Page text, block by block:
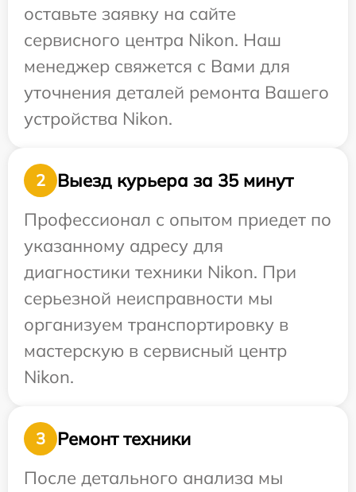
оставьте заявку на сайте
сервисного центра Nikon. Наш
менеджер свяжется с Вами для
уточнения деталей ремонта Вашего
устройства Nikon.
2
Выезд курьера за 35 минут
Профессионал с опытом приедет по
указанному адресу для
диагностики техники Nikon. При
серьезной неисправности мы
организуем транспортировку в
мастерскую в сервисный центр
Nikon.
3
Ремонт техники
После детального анализа мы